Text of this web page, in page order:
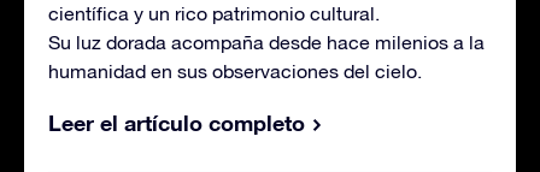
científica y un rico patrimonio cultural.
Su luz dorada acompaña desde hace milenios a la
humanidad en sus observaciones del cielo.
Leer el artículo completo